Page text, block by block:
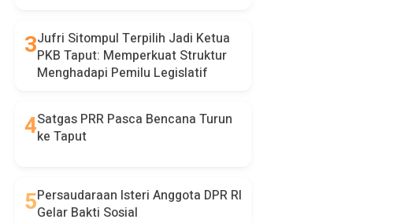
Jufri Sitompul Terpilih Jadi Ketua
PKB Taput: Memperkuat Struktur
Menghadapi Pemilu Legislatif
Satgas PRR Pasca Bencana Turun
ke Taput
Persaudaraan Isteri Anggota DPR RI
Gelar Bakti Sosial